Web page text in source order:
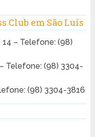
Club em São Luís
– Telefone: (98)
Telefone: (98) 3304-
(98) 3304-3816